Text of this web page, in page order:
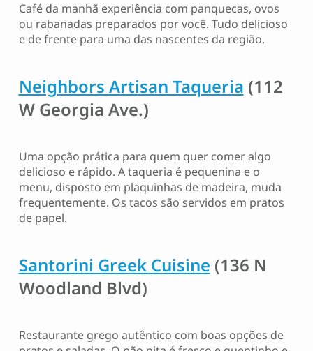
Café da manhã experiência com panquecas, ovos
ou rabanadas preparados por você. Tudo delicioso
e de frente para uma das nascentes da região.
Neighbors Artisan Taqueria (112
W Georgia Ave.)
Uma opção prática para quem quer comer algo
delicioso e rápido. A taqueria é pequenina e o
menu, disposto em plaquinhas de madeira, muda
frequentemente. Os tacos são servidos em pratos
de papel.
Santorini Greek Cuisine (136 N
Woodland Blvd)
Restaurante grego autêntico com boas opções de